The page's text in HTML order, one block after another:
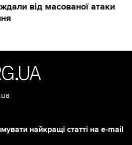
від масованої атаки
найкращі статті на e-mail